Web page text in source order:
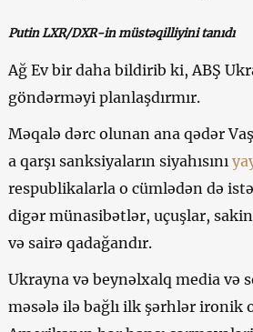
Putin LXR/DXR-in müstəqilliyini tanıdı
Ağ Ev bir daha bildirib ki, ABŞ
göndərməyi planlaşdırmır.
Məqalə dərc olunan ana qədər
a qarşı sanksiyaların siyahısını
respublikalarla o cümlədən də
digər münasibətlər, uçuşlar,
və sairə qadağandır.
Ukrayna və beynəlxalq media və
məsələ ilə bağlı ilk şərhlər ironik